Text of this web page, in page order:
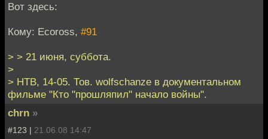
Вот здесь:
Кому: Ecoross, #91
> > 21 июня, суббота.
>
> НТВ, 14-05. Тов. wolfschanze в документальном
фильме "Кто "прошляпил" начало войны".
chrn »
#123 | 21.06.08 14:47